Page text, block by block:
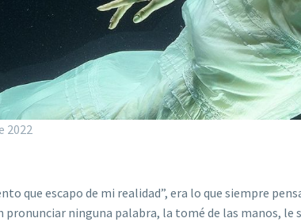
2022
que escapo de mi realidad”, era lo que siempre
ninguna palabra, la tomé de las manos, le